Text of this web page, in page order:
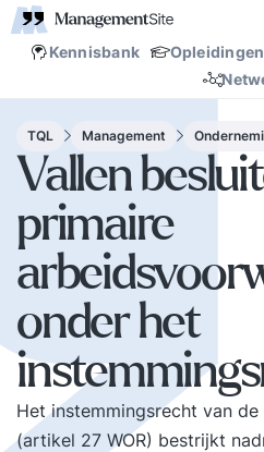
Kennisbank Opleidingen
TQL Management
Vallen
primaire
onder het
Het instemmingsrecht van de
(artikel 27 WOR) bestrijkt